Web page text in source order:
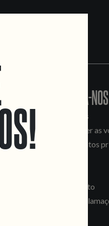
CONTACTA-NOS
Informações
Quero vender as
Tours e eventos
Recrutamento
Livro de